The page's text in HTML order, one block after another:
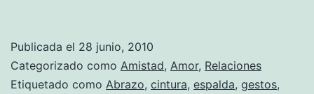
Publicada el 28 junio, 2010
Categorizado como Amistad, Amor, Relaciones
Etiquetado como Abrazo, cintura, espalda, gestos,